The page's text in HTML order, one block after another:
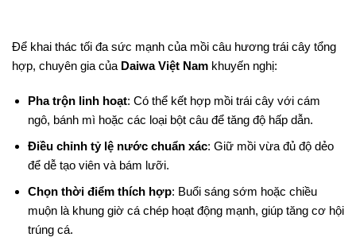
Để khai thác tối đa sức mạnh của mồi câu hương trái cây tổng
hợp, chuyên gia của Daiwa Việt Nam khuyến nghị:
Pha trộn linh hoạt: Có thể kết hợp mồi trái cây với cám
ngô, bánh mì hoặc các loại bột câu để tăng độ hấp dẫn.
Điều chỉnh tỷ lệ nước chuẩn xác: Giữ mồi vừa đủ độ dẻo
để dễ tạo viên và bám lưỡi.
Chọn thời điểm thích hợp: Buổi sáng sớm hoặc chiều
muộn là khung giờ cá chép hoạt động mạnh, giúp tăng cơ hội
trúng cá.